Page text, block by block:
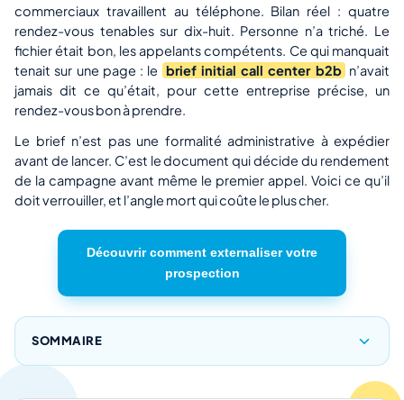
commerciaux travaillent au téléphone. Bilan réel : quatre
rendez-vous tenables sur dix-huit. Personne n’a triché. Le
fichier était bon, les appelants compétents. Ce qui manquait
tenait sur une page : le brief initial call center b2b n’avait
jamais dit ce qu’était, pour cette entreprise précise, un
rendez-vous bon à prendre.
Le brief n’est pas une formalité administrative à expédier
avant de lancer. C’est le document qui décide du rendement
de la campagne avant même le premier appel. Voici ce qu’il
doit verrouiller, et l’angle mort qui coûte le plus cher.
Découvrir comment externaliser votre
prospection
SOMMAIRE